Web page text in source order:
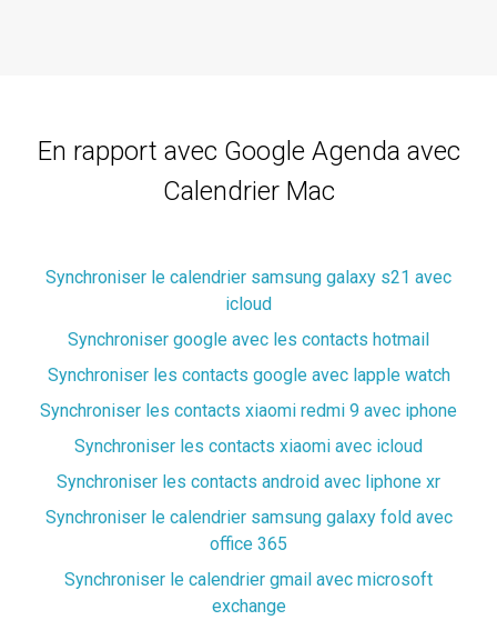
En rapport avec Google Agenda avec
Calendrier Mac
Synchroniser le calendrier samsung galaxy s21 avec
icloud
Synchroniser google avec les contacts hotmail
Synchroniser les contacts google avec lapple watch
Synchroniser les contacts xiaomi redmi 9 avec iphone
Synchroniser les contacts xiaomi avec icloud
Synchroniser les contacts android avec liphone xr
Synchroniser le calendrier samsung galaxy fold avec
office 365
Synchroniser le calendrier gmail avec microsoft
exchange